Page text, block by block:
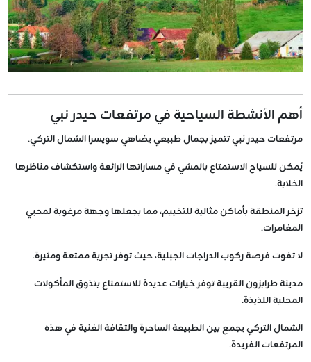
أهم الأنشطة السياحية في مرتفعات حيدر نبي
مرتفعات حيدر نبي تتميز بجمال طبيعي يضاهي سويسرا الشمال التركي.
يُمكن للسياح الاستمتاع بالمشي في مساراتها الرائعة واستكشاف مناظرها
الخلابة.
تزخر المنطقة بأماكن مثالية للتخييم، مما يجعلها وجهة مرغوبة لمحبي
المغامرات.
لا تفوت فرصة ركوب الدراجات الجبلية، حيث توفر تجربة ممتعة ومثيرة.
مدينة طرابزون القريبة توفر خيارات عديدة للاستمتاع بتذوق المأكولات
المحلية اللذيذة.
الشمال التركي يجمع بين الطبيعة الساحرة والثقافة الغنية في هذه
المرتفعات الفريدة.